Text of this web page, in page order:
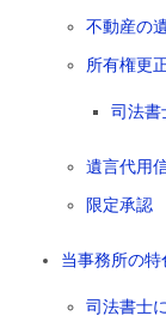
不動産の
所有権更
司法書
遺言代用
限定承認
当事務所の特
司法書士